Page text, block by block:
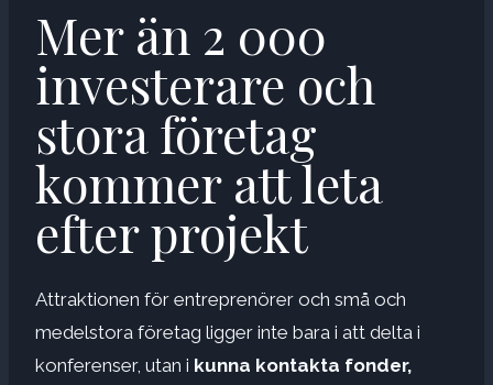
Mer än 2 000
investerare och
stora företag
kommer att leta
efter projekt
Attraktionen för entreprenörer och små och
medelstora företag ligger inte bara i att delta i
konferenser, utan i kunna kontakta fonder,